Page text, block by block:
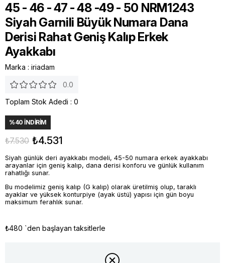
45 - 46 - 47 - 48 -49 - 50 NRM1243
Siyah Garnili Büyük Numara Dana
Derisi Rahat Geniş Kalıp Erkek
Ayakkabı
Marka : iriadam
0.0
Toplam Stok Adedi : 0
%40 İNDIRIM
₺7.530 ₺4.531
Siyah günlük deri ayakkabı modeli, 45-50 numara erkek ayakkabı
arayanlar için geniş kalıp, dana derisi konforu ve günlük kullanım
rahatlığı sunar.
Bu modelimiz geniş kalıp (G kalıp) olarak üretilmiş olup, taraklı
ayaklar ve yüksek konturpiye (ayak üstü) yapısı için gün boyu
maksimum ferahlık sunar.
₺480 `den başlayan taksitlerle